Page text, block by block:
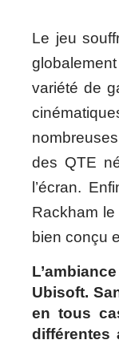
Le jeu
variété de
des QTE
l’écran.
Rackham
bien conçu
Ubisoft.
en tous
différentes